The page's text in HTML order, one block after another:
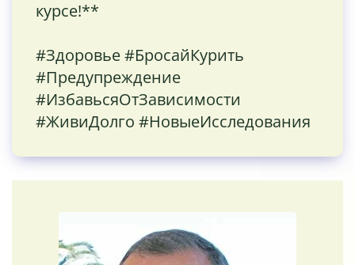
курсе!**
#Здоровье #БросайКурить
#Предупреждение
#ИзбавьсяОтЗависимости
#ЖивиДолго #НовыеИсследования